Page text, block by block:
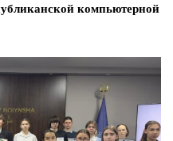
компьютерной